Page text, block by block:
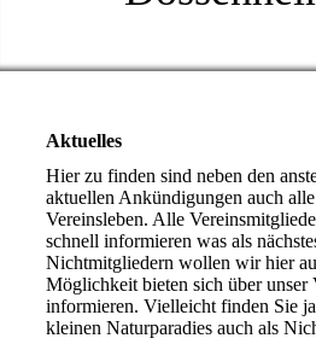
Aktuelles
Hier zu finden sind neben den
aktuellen Ankündigungen auch
Vereinsleben. Alle
schnell informieren was als
Nichtmitgliedern wollen wir hier
Möglichkeit bieten sich über unser
informieren. Vielleicht finden Sie
kleinen Naturparadies auch als